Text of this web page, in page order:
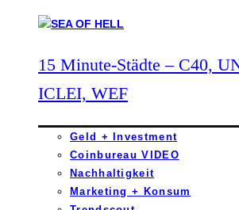
15 Minute-Städte – C40,
ICLEI, WEF
Geld + Investment
Coinbureau VIDEO
Nachhaltigkeit
Marketing + Konsum